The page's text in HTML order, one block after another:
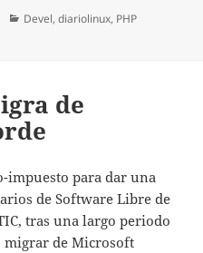
Categorías
Devel,diariolinux, PHP
de
impuesto para dar una
de Software Libre de
tras una largo periodo
migrar de Microsoft